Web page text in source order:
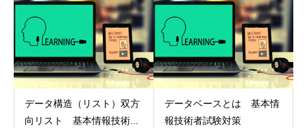
データ構造（リスト）双方
向リスト 基本情報技術...
データベースとは 基本情
報技術者試験対策